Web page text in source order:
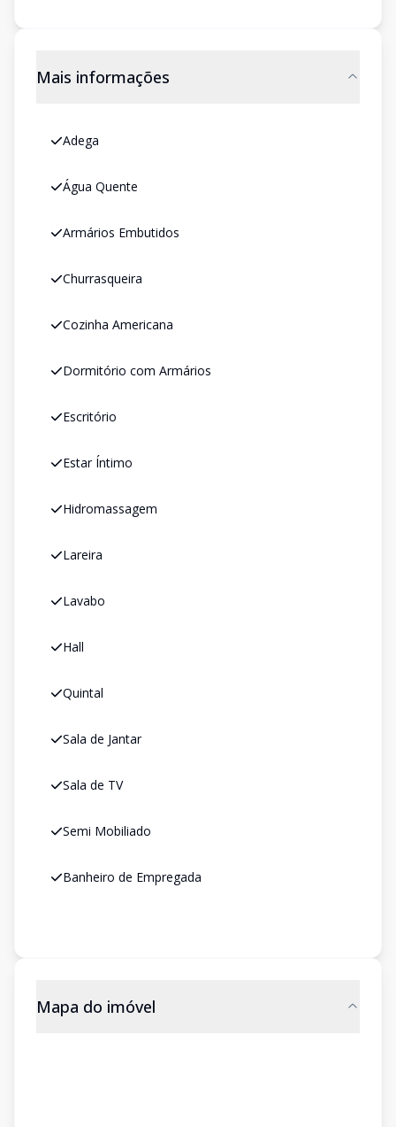
Mais informações
Adega
Água Quente
Armários Embutidos
Churrasqueira
Cozinha Americana
Dormitório com Armários
Escritório
Estar Íntimo
Hidromassagem
Lareira
Lavabo
Hall
Quintal
Sala de Jantar
Sala de TV
Semi Mobiliado
Banheiro de Empregada
Mapa do imóvel